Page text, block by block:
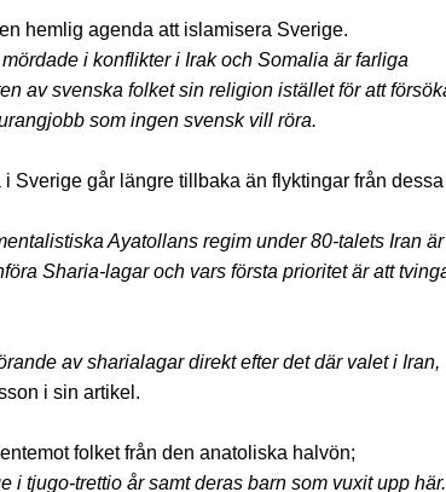
hemlig agenda att islamisera Sverige.
i konflikter i Irak och Somalia är farliga
av svenska folket sin religion istället för att
som ingen svensk vill röra.
Sverige går längre tillbaka än flyktingar från dessa
Ayatollans regim under 80-talets Iran är
Sharia-lagar och vars första prioritet är att
av sharialagar direkt efter det där valet i Iran,
i sin artikel.
folket från den anatoliska halvön;
i tjugo-trettio år samt deras barn som vuxit upp här.